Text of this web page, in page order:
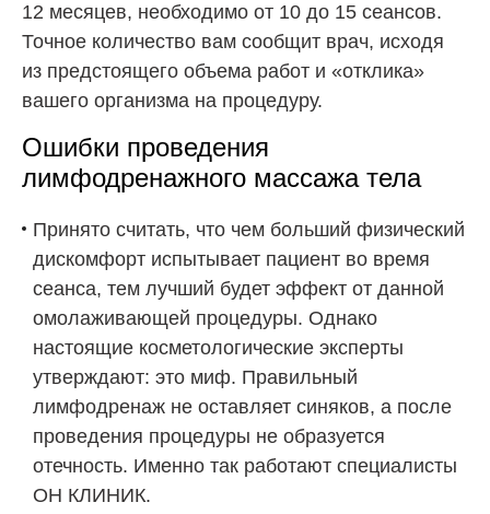
12 месяцев, необходимо от 10 до 15 сеансов.
Точное количество вам сообщит врач, исходя
из предстоящего объема работ и «отклика»
вашего организма на процедуру.
Ошибки проведения
лимфодренажного массажа тела
Принято считать, что чем больший физический
дискомфорт испытывает пациент во время
сеанса, тем лучший будет эффект от данной
омолаживающей процедуры. Однако
настоящие косметологические эксперты
утверждают: это миф. Правильный
лимфодренаж не оставляет синяков, а после
проведения процедуры не образуется
отечность. Именно так работают специалисты
ОН КЛИНИК.